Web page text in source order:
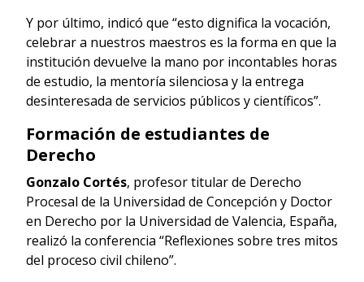
Y por último, indicó que “esto dignifica la vocación,
celebrar a nuestros maestros es la forma en que la
institución devuelve la mano por incontables horas
de estudio, la mentoría silenciosa y la entrega
desinteresada de servicios públicos y científicos”.
Formación de estudiantes de
Derecho
Gonzalo Cortés, profesor titular de Derecho
Procesal de la Universidad de Concepción y Doctor
en Derecho por la Universidad de Valencia, España,
realizó la conferencia “Reflexiones sobre tres mitos
del proceso civil chileno”.